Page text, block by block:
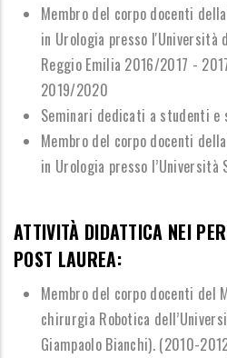
Membro del corpo docenti
in Urologia presso l'Università
Reggio Emilia 2016/2017 -
2019/2020
Seminari dedicati a studenti e
Membro del corpo docenti
in Urologia presso l’Università
ATTIVITÀ DIDATTICA NEI
POST LAUREA:
Membro del corpo docenti del
chirurgia Robotica dell’
Giampaolo Bianchi). (2010-